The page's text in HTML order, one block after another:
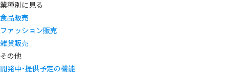
業種別に見る
食品販売
ファッション販売
雑貨販売
その他
開発中・提供予定の機能